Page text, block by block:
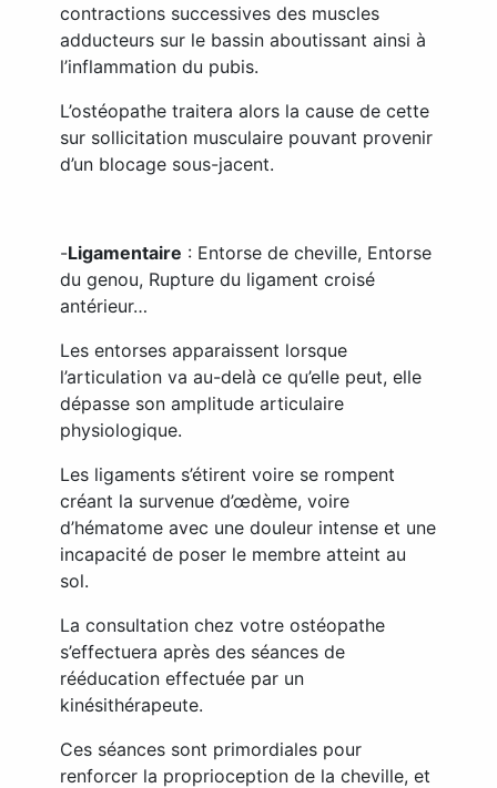
contractions successives des muscles
adducteurs sur le bassin aboutissant ainsi à
l’inflammation du pubis.
L’ostéopathe traitera alors la cause de cette
sur sollicitation musculaire pouvant provenir
d’un blocage sous-jacent.
-Ligamentaire : Entorse de cheville, Entorse
du genou, Rupture du ligament croisé
antérieur…
Les entorses apparaissent lorsque
l’articulation va au-delà ce qu’elle peut, elle
dépasse son amplitude articulaire
physiologique.
Les ligaments s’étirent voire se rompent
créant la survenue d’œdème, voire
d’hématome avec une douleur intense et une
incapacité de poser le membre atteint au
sol.
La consultation chez votre ostéopathe
s’effectuera après des séances de
rééducation effectuée par un
kinésithérapeute.
Ces séances sont primordiales pour
renforcer la proprioception de la cheville, et